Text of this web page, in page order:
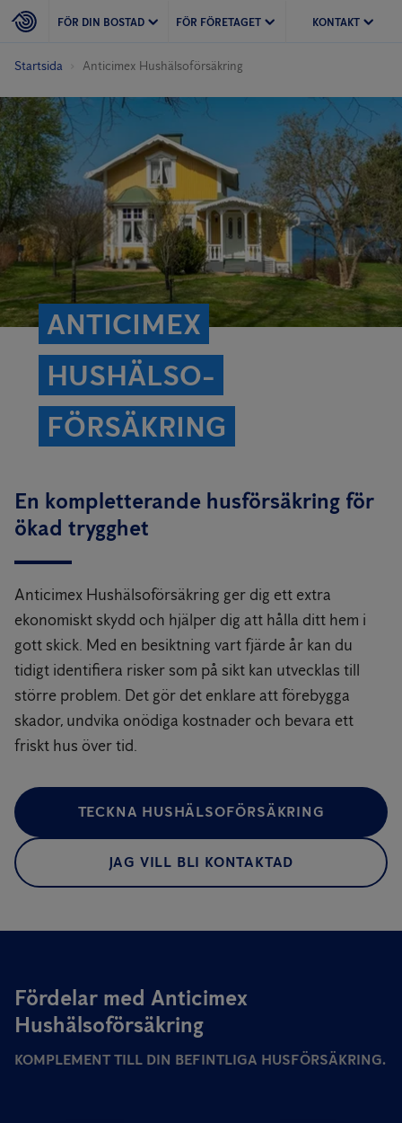
FÖR DIN BOSTAD FÖR FÖRETAGET KONTAKT
Startsida Anticimex Hushälso­försäkring
ANTICIMEX
HUSHÄLSO­
FÖRSÄKRING
En kompletterande husförsäkring för
ökad trygghet
Anticimex Hushälsoförsäkring ger dig ett extra
ekonomiskt skydd och hjälper dig att hålla ditt hem i
gott skick. Med en besiktning vart fjärde år kan du
tidigt identifiera risker som på sikt kan utvecklas till
större problem. Det gör det enklare att förebygga
skador, undvika onödiga kostnader och bevara ett
friskt hus över tid.
TECKNA HUSHÄLSOFÖRSÄKRING
JAG VILL BLI KONTAKTAD
Fördelar med Anticimex
Hushälsoförsäkring
KOMPLEMENT TILL DIN BEFINTLIGA HUSFÖRSÄKRING.